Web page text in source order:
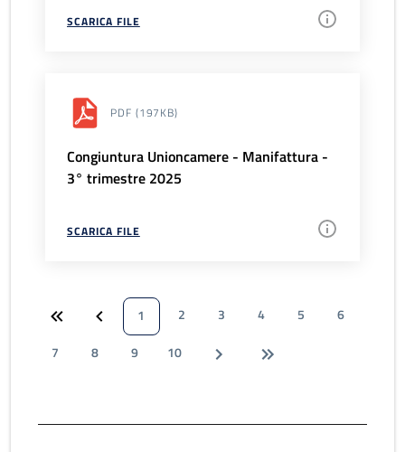
SCARICA FILE
PDF (197KB)
Congiuntura Unioncamere - Manifattura -
3° trimestre 2025
SCARICA FILE
1 2 3 4 5
6
7
8 9 10